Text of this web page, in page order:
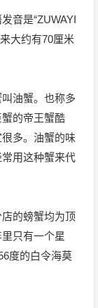
音是“ZUWAYI
大约有70厘米
油蟹。也称多
的帝王蟹酷
多。油蟹的味
用这种蟹来代
的螃蟹均为顶
只有一个星
度的白令海莫